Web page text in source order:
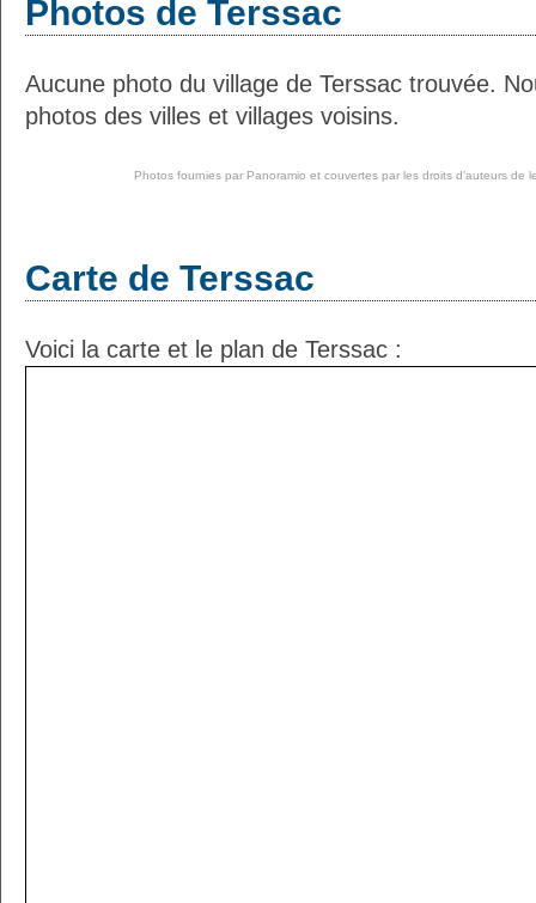
Photos de Terssac
Aucune photo du village de Terssac trouvée.
photos des villes et villages voisins.
Photos fournies par Panoramio et couvertes par les droits d'auteurs de
Carte de Terssac
Voici la carte et le plan de Terssac :